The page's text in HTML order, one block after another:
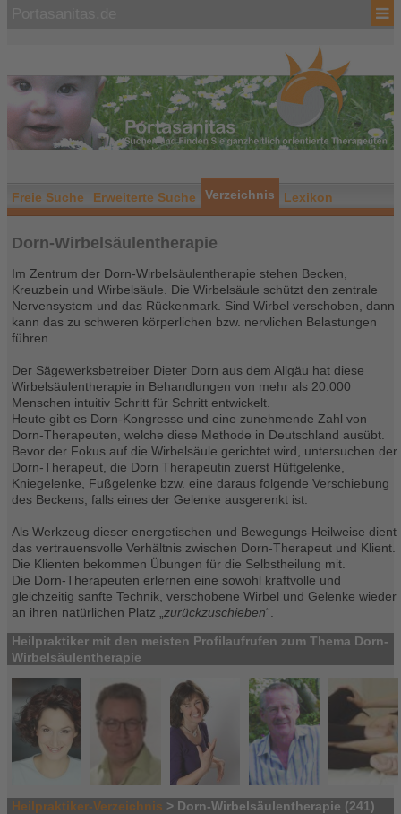
Freie Suche Erweiterte Suche Verzeichnis Lexikon
Dorn-Wirbelsäulentherapie
Im Zentrum der Dorn-Wirbelsäulentherapie stehen Becken,
Kreuzbein und Wirbelsäule. Die Wirbelsäule schützt den zentrale
Nervensystem und das Rückenmark. Sind Wirbel verschoben, dann
kann das zu schweren körperlichen bzw. nervlichen Belastungen
führen.
Der Sägewerksbetreiber Dieter Dorn aus dem Allgäu hat diese
Wirbelsäulentherapie in Behandlungen von mehr als 20.000
Menschen intuitiv Schritt für Schritt entwickelt.
Heute gibt es Dorn-Kongresse und eine zunehmende Zahl von
Dorn-Therapeuten, welche diese Methode in Deutschland ausübt.
Bevor der Fokus auf die Wirbelsäule gerichtet wird, untersuchen der
Dorn-Therapeut, die Dorn Therapeutin zuerst Hüftgelenke,
Kniegelenke, Fußgelenke bzw. eine daraus folgende Verschiebung
des Beckens, falls eines der Gelenke ausgerenkt ist.
Als Werkzeug dieser energetischen und Bewegungs-Heilweise dient
das vertrauensvolle Verhältnis zwischen Dorn-Therapeut und Klient.
Die Klienten bekommen Übungen für die Selbstheilung mit.
Die Dorn-Therapeuten erlernen eine sowohl kraftvolle und
gleichzeitig sanfte Technik, verschobene Wirbel und Gelenke wieder
an ihren natürlichen Platz „ zurückzuschieben“.
Heilpraktiker mit den meisten Profilaufrufen zum Thema Dorn-
Wirbelsäulentherapie
Heilpraktiker-Verzeichnis > Dorn-Wirbelsäulentherapie (241)